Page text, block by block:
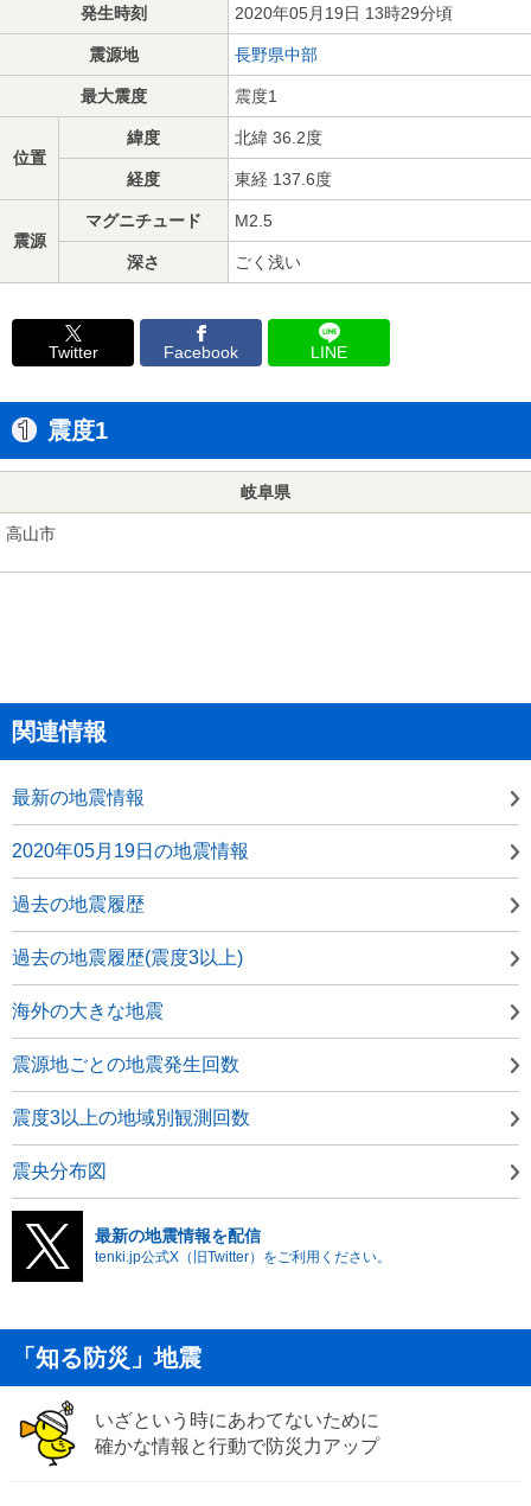
発生時刻 2020年05月19日 13時29分頃
震源地 長野県中部
最大震度 震度1
位置
緯度 北緯 36.2度
経度 東経 137.6度
震源
マグニチュード M2.5
深さ ごく浅い
Twitter Facebook LINE
震度1
岐阜県
高山市
関連情報
最新の地震情報
2020年05月19日の地震情報
過去の地震履歴
過去の地震履歴(震度3以上)
海外の大きな地震
震源地ごとの地震発生回数
震度3以上の地域別観測回数
震央分布図
最新の地震情報を配信
tenki.jp公式X（旧Twitter）をご利用ください。
「知る防災」地震
いざという時にあわてないために
確かな情報と行動で防災力アップ